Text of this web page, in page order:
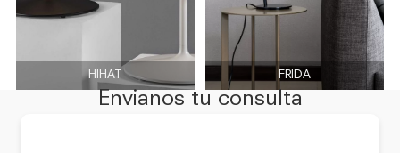
HIHAT FRIDA
Envianos tu consulta